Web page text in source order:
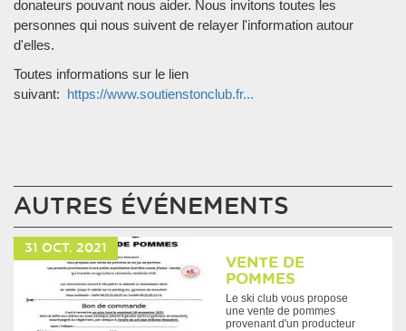
donateurs pouvant nous aider. Nous invitons toutes les
personnes qui nous suivent de relayer l'information autour
d'elles.
Toutes informations sur le lien
suivant: https://www.soutienstonclub.fr...
AUTRES ÉVÉNEMENTS
31 OCT. 2021
VENTE DE
POMMES
Le ski club vous propose
une vente de pommes
provenant d'un producteur